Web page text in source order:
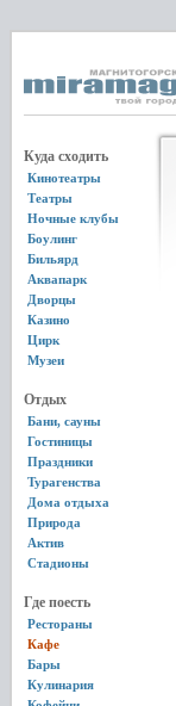
Куда сходить
Кинотеатры
Театры
Ночные клубы
Боулинг
Бильярд
Аквапарк
Дворцы
Казино
Цирк
Музеи
Отдых
Бани, сауны
Гостиницы
Праздники
Турагенства
Дома отдыха
Природа
Актив
Стадионы
Где поесть
Рестораны
Кафе
Бары
Кулинария